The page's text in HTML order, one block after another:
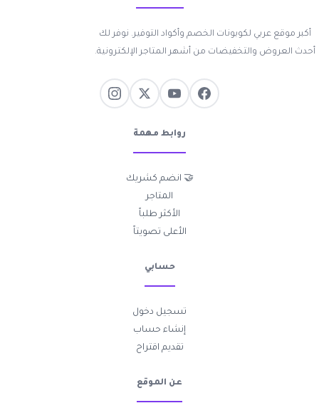
أكبر موقع عربي لكوبونات الخصم وأكواد التوفير. نوفر لك
أحدث العروض والتخفيضات من أشهر المتاجر الإلكترونية.
روابط مهمة
🤝 انضم كشريك
المتاجر
الأكثر طلباً
الأعلى تصويتاً
حسابي
تسجيل دخول
إنشاء حساب
تقديم اقتراح
عن الموقع